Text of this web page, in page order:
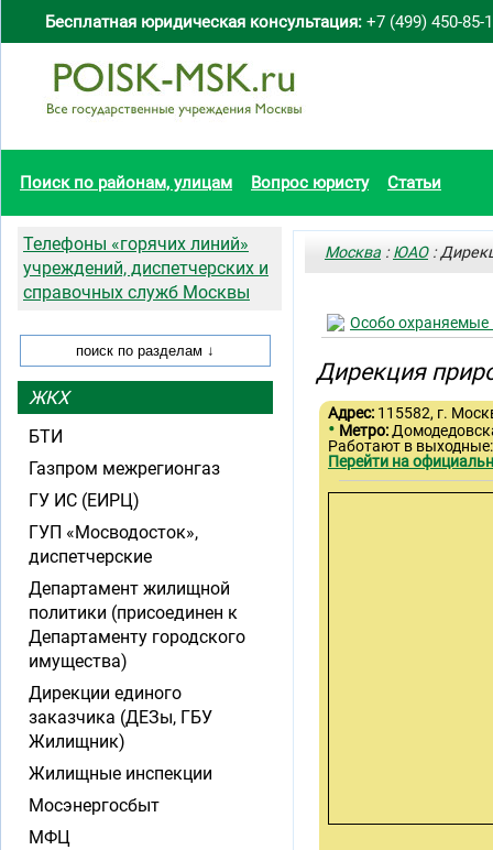
Бесплатная юридическая консультация: +7 (499) 450-85-
Поиск по районам, улицам Вопрос юристу Статьи
Москва :ЮАО:
Особо охраняемые
Дирекция
Адрес: 115582, г.
• Метро:
Работают в
Перейти на
Телефоны «горячих линий»
учреждений, диспетчерских и
справочных служб Москвы
ЖКХ
БТИ
Газпром межрегионгаз
ГУ ИС (ЕИРЦ)
ГУП «Мосводосток»,
диспетчерские
Департамент жилищной
политики (присоединен к
Департаменту городского
имущества)
Дирекции единого
заказчика (ДЕЗы, ГБУ
Жилищник)
Жилищные инспекции
Мосэнергосбыт
МФЦ